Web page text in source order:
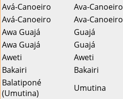
Avá-Canoeiro
Ava-Canoeiro
Avá-Canoeiro
Ava-Canoeiro
Awa Guajá
Guajá
Awa Guajá
Guajá
Aweti
Aweti
Bakairi
Bakairi
Balatiponé
(Umutina)
Umutina